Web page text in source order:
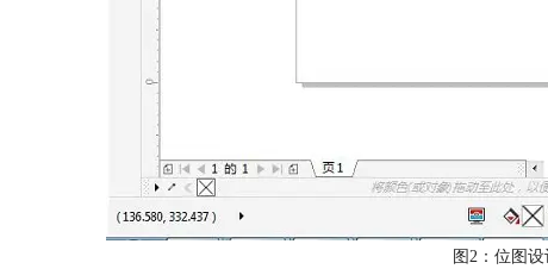
图2：位图